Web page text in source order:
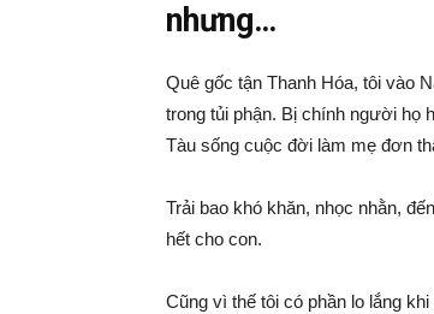
nhưng…
Quê gốc tận Thanh Hóa, tôi vào
trong tủi phận. Bị chính người họ
Tàu sống cuộc đời làm mẹ đơn
Trải bao khó khăn, nhọc nhằn,
hết cho con.
Cũng vì thế tôi có phần lo lắng